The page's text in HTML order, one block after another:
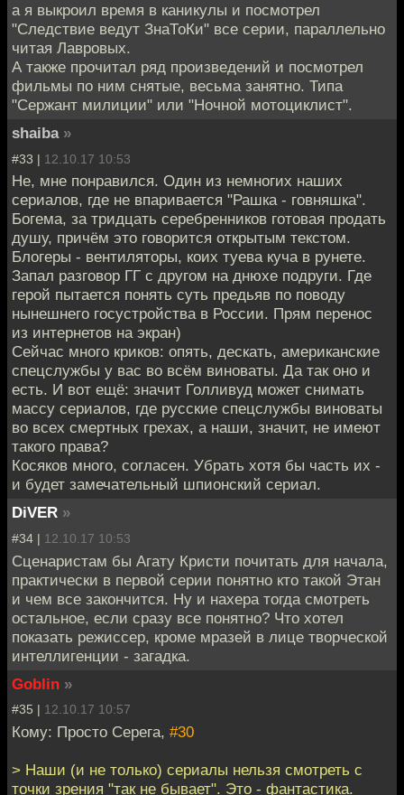
а я выкроил время в каникулы и посмотрел
"Следствие ведут ЗнаТоКи" все серии, параллельно
читая Лавровых.
А также прочитал ряд произведений и посмотрел
фильмы по ним снятые, весьма занятно. Типа
"Сержант милиции" или "Ночной мотоциклист".
shaiba »
#33 | 12.10.17 10:53
Не, мне понравился. Один из немногих наших
сериалов, где не впаривается "Рашка - говняшка".
Богема, за тридцать серебренников готовая продать
душу, причём это говорится открытым текстом.
Блогеры - вентиляторы, коих туева куча в рунете.
Запал разговор ГГ с другом на днюхе подруги. Где
герой пытается понять суть предьяв по поводу
нынешнего госустройства в России. Прям перенос
из интернетов на экран)
Сейчас много криков: опять, дескать, американские
спецслужбы у вас во всём виноваты. Да так оно и
есть. И вот ещё: значит Голливуд может снимать
массу сериалов, где русские спецслужбы виноваты
во всех смертных грехах, а наши, значит, не имеют
такого права?
Косяков много, согласен. Убрать хотя бы часть их -
и будет замечательный шпионский сериал.
DiVER »
#34 | 12.10.17 10:53
Сценаристам бы Агату Кристи почитать для начала,
практически в первой серии понятно кто такой Этан
и чем все закончится. Ну и нахера тогда смотреть
остальное, если сразу все понятно? Что хотел
показать режиссер, кроме мразей в лице творческой
интеллигенции - загадка.
Goblin »
#35 | 12.10.17 10:57
Кому: Просто Серега, #30
> Наши (и не только) сериалы нельзя смотреть с
точки зрения "так не бывает". Это - фантастика.